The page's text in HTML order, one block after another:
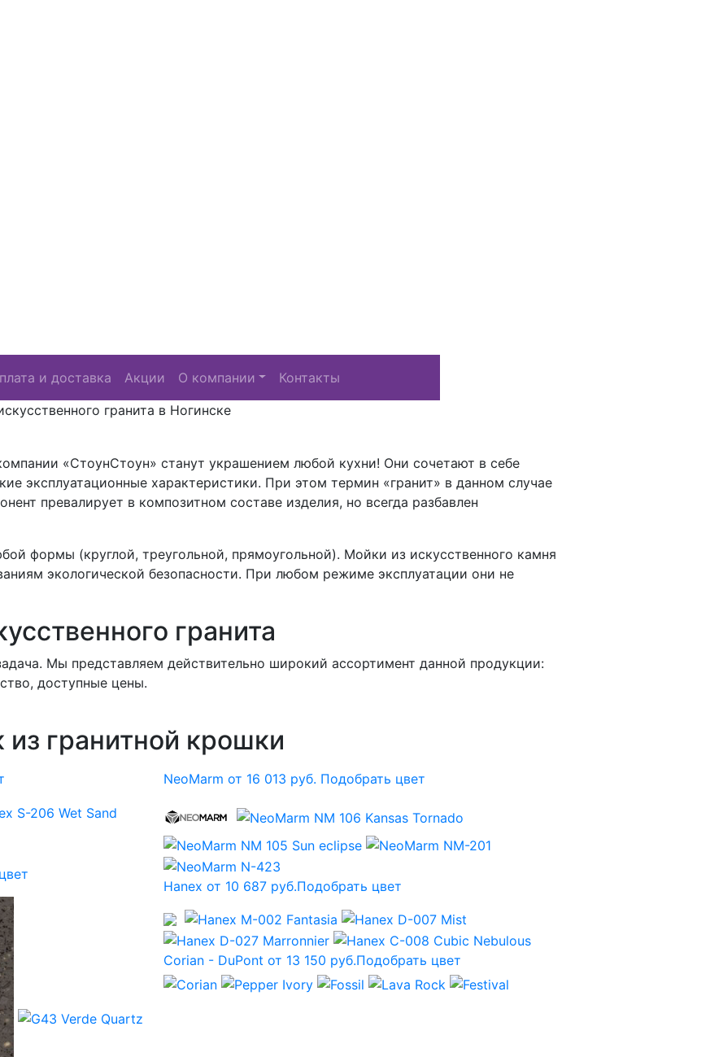
и доставка Акции О компании
Контакты
гранита в Ногинске
«СтоунСтоун» станут украшением любой кухни! Они сочетают в себе
эксплуатационные характеристики. При этом термин «гранит» в данном случае
превалирует в композитном составе изделия, но всегда разбавлен
формы (круглой, треугольной, прямоугольной). Мойки из искусственного камня
экологической безопасности. При любом режиме эксплуатации они не
гранита
Мы представляем действительно широкий ассортимент данной продукции:
доступные цены.
гранитной крошки
NeoMarm от 16 013 руб. Подобрать цвет
Hanex от 10 687 руб.Подобрать цвет
Corian - DuPont от 13 150 руб.Подобрать цвет